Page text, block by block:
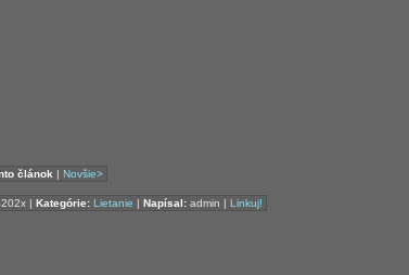
článok | Novšie>
| Kategórie: Lietanie | Napísal: admin | Linkuj!